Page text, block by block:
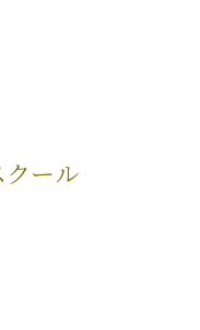
ール